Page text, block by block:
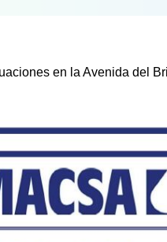
en la Avenida del